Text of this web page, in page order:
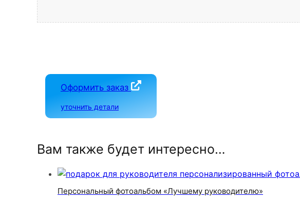
Оформить заказ
уточнить детали
Вам также будет интересно…
Персональный фотоальбом «Лучшему руководителю»